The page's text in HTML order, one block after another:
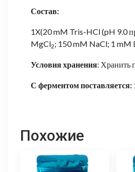
Состав:
1X(20 mM Tris-HCl (pH 9.0
MgCl2; 150 mM NaCl; 1 mM
Условия хранения: Хранить
С ферментом поставляется:
Похожие